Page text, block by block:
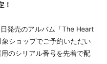
！
発売のアルバム「The Heart
ショップでご予約いただい
のシリアル番号を先着で配